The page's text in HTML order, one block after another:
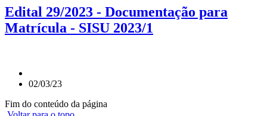
Edital 29/2023 - Documentação para
Matrícula - SISU 2023/1
02/03/23
Fim do conteúdo da página